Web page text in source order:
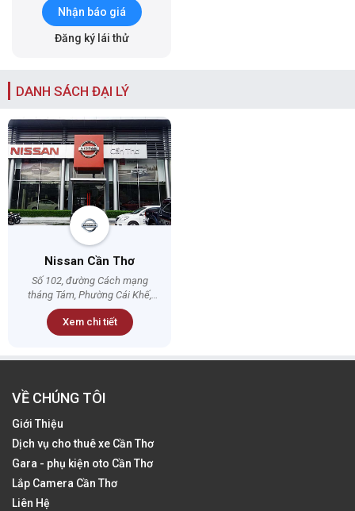
Nhận báo giá
Đăng ký lái thử
DANH SÁCH ĐẠI LÝ
Nissan Cần Thơ
Số 102, đường Cách mạng
tháng Tám, Phường Cái Khế,
Quận Ninh Kiều, Thành phố Cần
Thơ.
Xem chi tiết
VỀ CHÚNG TÔI
Giới Thiệu
Dịch vụ cho thuê xe Cần Thơ
Gara - phụ kiện oto Cần Thơ
Lắp Camera Cần Thơ
Liên Hệ